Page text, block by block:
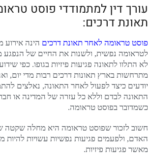
עורך דין למתמודדי פוסט
תאונת דרכים:
פוסט טראומה לאחר תאונת דרכים הינה אירוע
לטראומה נפשית, ולשנות את החיים של
לא התלוו לתאונה פגיעות פיזיות בגופו. כפי
מתרחשות בארץ תאונות דרכים רבות מדי יום,
יודעים כיצד לפעול לאחר התאונה, נאלצים
התאונה לבדם וללא כל עזרה של המדינה או
כשמדובר בפוסט טראומה.
חשוב לזכור שפוסט טראומה היא מחלה
האדם, ולפעמים פגיעות נפשיות עשויות להיות
מאשר פגיעות פיזיות.